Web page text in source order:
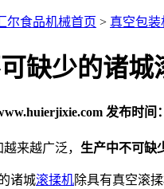
尔食品机械首页 > 真空包装
缺少的诸
发布时间
来越广泛， 生产中不可缺
诸城滚揉机除具有真空滚